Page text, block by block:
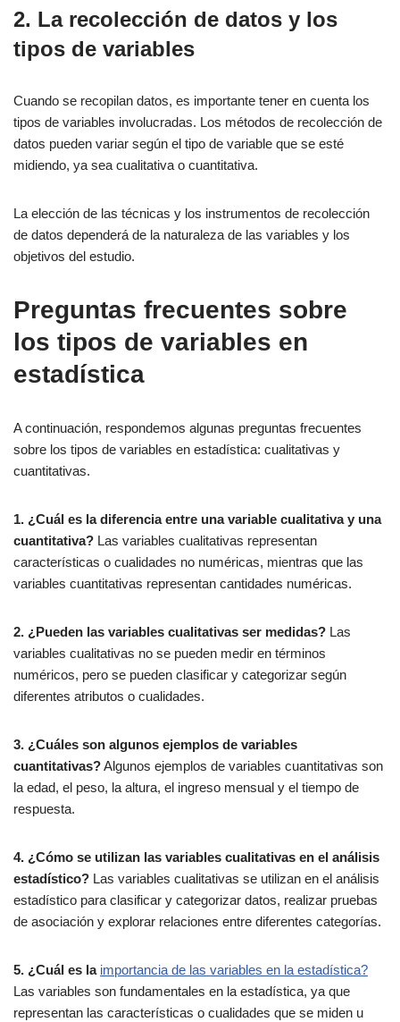
2. La recolección de datos y los
tipos de variables
Cuando se recopilan datos, es importante tener en cuenta los
tipos de variables involucradas. Los métodos de recolección de
datos pueden variar según el tipo de variable que se esté
midiendo, ya sea cualitativa o cuantitativa.
La elección de las técnicas y los instrumentos de recolección
de datos dependerá de la naturaleza de las variables y los
objetivos del estudio.
Preguntas frecuentes sobre
los tipos de variables en
estadística
A continuación, respondemos algunas preguntas frecuentes
sobre los tipos de variables en estadística: cualitativas y
cuantitativas.
1. ¿Cuál es la diferencia entre una variable cualitativa y una
cuantitativa? Las variables cualitativas representan
características o cualidades no numéricas, mientras que las
variables cuantitativas representan cantidades numéricas.
2. ¿Pueden las variables cualitativas ser medidas? Las
variables cualitativas no se pueden medir en términos
numéricos, pero se pueden clasificar y categorizar según
diferentes atributos o cualidades.
3. ¿Cuáles son algunos ejemplos de variables
cuantitativas?Algunos ejemplos de variables cuantitativas son
la edad, el peso, la altura, el ingreso mensual y el tiempo de
respuesta.
4. ¿Cómo se utilizan las variables cualitativas en el análisis
estadístico? Las variables cualitativas se utilizan en el análisis
estadístico para clasificar y categorizar datos, realizar pruebas
de asociación y explorar relaciones entre diferentes categorías.
5. ¿Cuál es la importancia de las variables en la estadística?
Las variables son fundamentales en la estadística, ya que
representan las características o cualidades que se miden u